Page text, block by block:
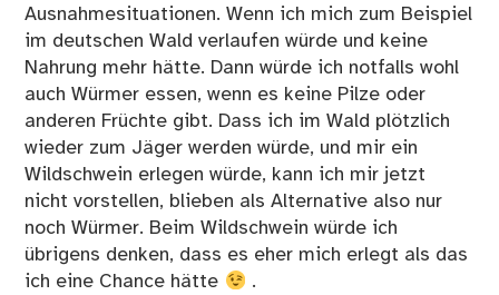
Ausnahmesituationen. Wenn ich mich zum Beispiel
im deutschen Wald verlaufen würde und keine
Nahrung mehr hätte. Dann würde ich notfalls wohl
auch Würmer essen, wenn es keine Pilze oder
anderen Früchte gibt. Dass ich im Wald plötzlich
wieder zum Jäger werden würde, und mir ein
Wildschwein erlegen würde, kann ich mir jetzt
nicht vorstellen, blieben als Alternative also nur
noch Würmer. Beim Wildschwein würde ich
übrigens denken, dass es eher mich erlegt als das
ich eine Chance hätte
.